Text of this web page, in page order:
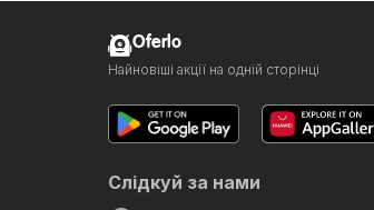
Oferlo
Найновіші акції на одній сторінці
Слідкуй за нами